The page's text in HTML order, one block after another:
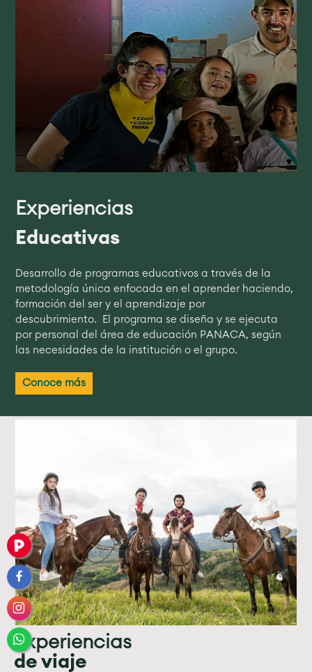
Experiencias
Educativas
Desarrollo de programas educativos a través de la
metodología única enfocada en el aprender haciendo,
formación del ser y el aprendizaje por
descubrimiento. El programa se diseña y se ejecuta
por personal del área de educación PANACA, según
las necesidades de la institución o el grupo.
Conoce más
Experiencias
de viaje